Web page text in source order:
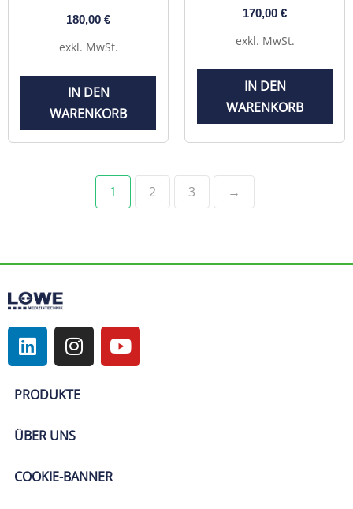
180,00 €
exkl. MwSt.
IN DEN
WARENKORB
170,00 €
exkl. MwSt.
IN DEN
WARENKORB
1 2 3 →
PRODUKTE
ÜBER UNS
COOKIE-BANNER